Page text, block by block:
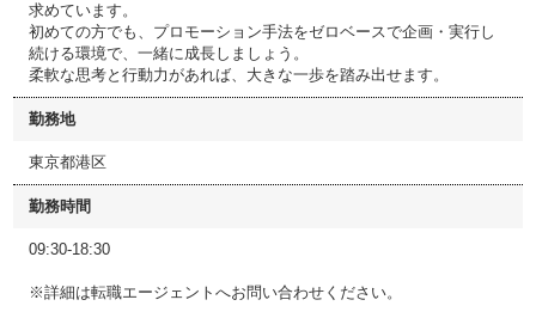
求めています。
初めての方でも、プロモーション手法をゼロベースで企画・実行し
続ける環境で、一緒に成長しましょう。
柔軟な思考と行動力があれば、大きな一歩を踏み出せます。
勤務地
東京都港区
勤務時間
09:30-18:30
※詳細は転職エージェントへお問い合わせください。